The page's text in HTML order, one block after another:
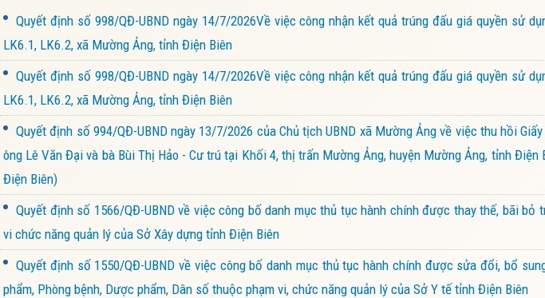
Quyết định số 998/QĐ-UBND ngày 14/7/2026Về việc công nhận kết quả trúng đấu giá quyền sử
LK6.1, LK6.2, xã Mường Ảng, tỉnh Điện Biên
Quyết định số 998/QĐ-UBND ngày 14/7/2026Về việc công nhận kết quả trúng đấu giá quyền sử
LK6.1, LK6.2, xã Mường Ảng, tỉnh Điện Biên
Quyết định số 994/QĐ-UBND ngày 13/7/2026 của Chủ tịch UBND xã Mường Ảng về việc thu hồi
ông Lê Văn Đại và bà Bùi Thị Hảo - Cư trú tại Khối 4, thị trấn Mường Ảng, huyện Mường Ảng, tỉnh Điện
Điện Biên)
Quyết định số 1566/QĐ-UBND về việc công bố danh mục thủ tục hành chính được thay thế, bãi
vi chức năng quản lý của Sở Xây dựng tỉnh Điện Biên
Quyết định số 1550/QĐ-UBND về việc công bố danh mục thủ tục hành chính được sửa đổi, bổ
phẩm, Phòng bệnh, Dược phẩm, Dân số thuộc phạm vi, chức năng quản lý của Sở Y tế tỉnh Điện Biên